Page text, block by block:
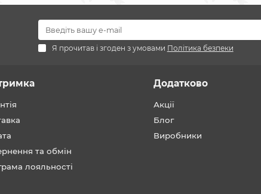
Я прочитав і згоден з умовами Політика безпеки
та обмін
лояльності
Додатково
Акції
Блог
Виробники